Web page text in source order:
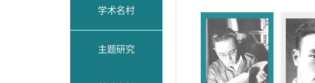
学术名村
主题研究